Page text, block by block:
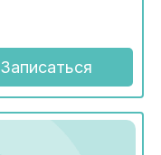
Записаться